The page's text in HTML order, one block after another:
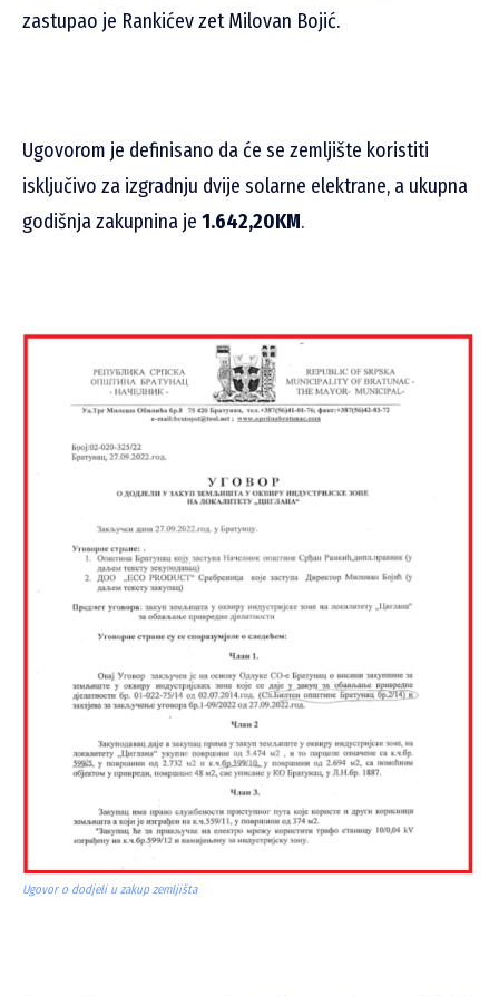
zastupao je Rankićev zet Milovan Bojić.
Ugovorom je definisano da će se zemljište koristiti
isključivo za izgradnju dvije solarne elektrane, a ukupna
godišnja zakupnina je 1.642,20KM.
Ugovor o dodjeli u zakup zemljišta